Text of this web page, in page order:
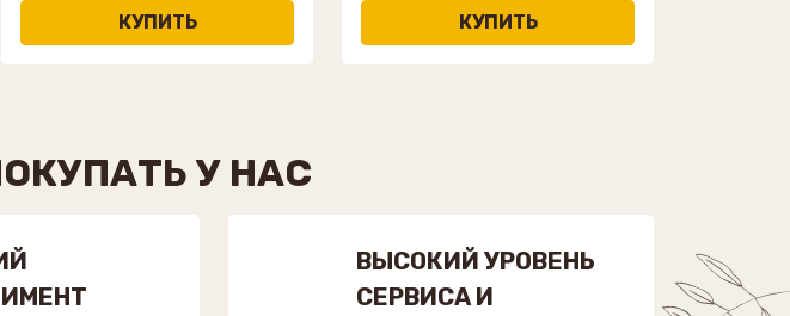
У НАС
ВЫСОКИЙ УРОВЕНЬ
СЕРВИСА И